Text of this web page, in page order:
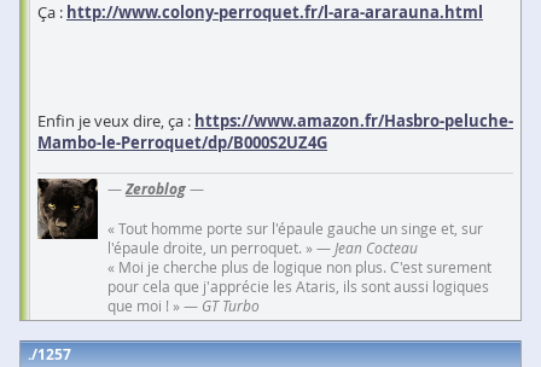
Ça : http://www.colony-perroquet.fr/l-ara-ararauna.html
Enfin je veux dire, ça : https://www.amazon.fr/Hasbro-peluche-
Mambo-le-Perroquet/dp/B000S2UZ4G
—Zeroblog—
« Tout homme porte sur l'épaule gauche un singe et, sur
l'épaule droite, un perroquet. » —Jean Cocteau
« Moi je cherche plus de logique non plus. C'est surement
pour cela que j'apprécie les Ataris, ils sont aussi logiques
que moi ! » — GT Turbo
1257